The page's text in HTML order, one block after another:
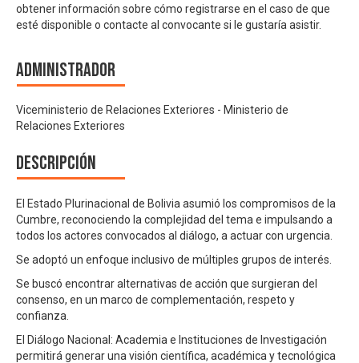
obtener información sobre cómo registrarse en el caso de que
esté disponible o contacte al convocante si le gustaría asistir.
Administrador
Viceministerio de Relaciones Exteriores - Ministerio de
Relaciones Exteriores
Descripción
El Estado Plurinacional de Bolivia asumió los compromisos de la
Cumbre, reconociendo la complejidad del tema e impulsando a
todos los actores convocados al diálogo, a actuar con urgencia.
Se adoptó un enfoque inclusivo de múltiples grupos de interés.
Se buscó encontrar alternativas de acción que surgieran del
consenso, en un marco de complementación, respeto y
confianza.
El Diálogo Nacional: Academia e Instituciones de Investigación
permitirá generar una visión científica, académica y tecnológica